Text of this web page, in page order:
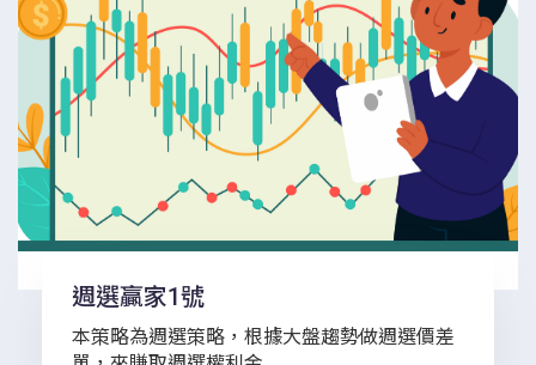
週選贏家1號
本策略為週選策略，根據大盤趨勢做週選價差